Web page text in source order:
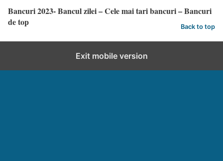
Bancuri 2023- Bancul zilei – Cele mai tari bancuri – Bancuri
de top
Back to top
Exit mobile version